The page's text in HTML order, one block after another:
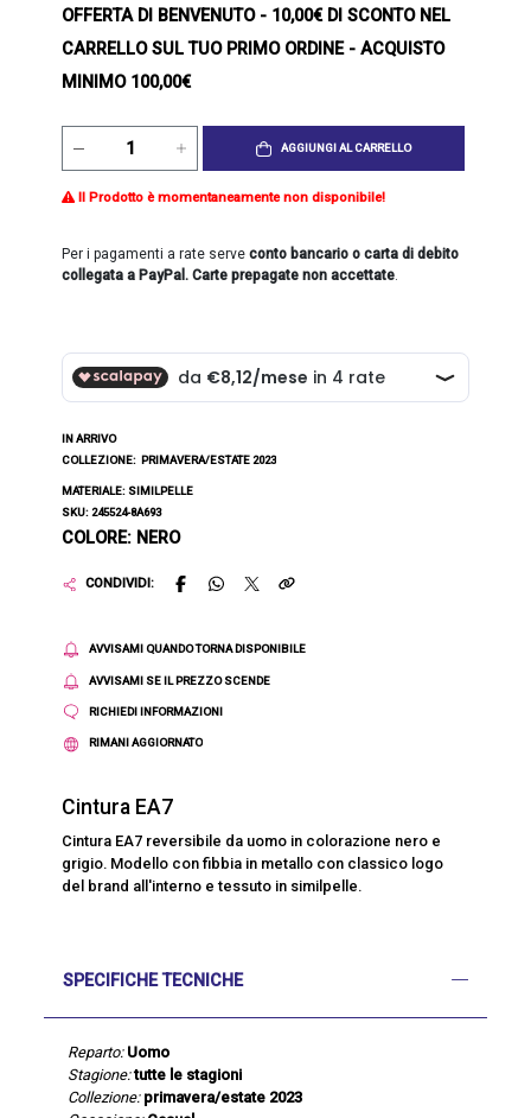
OFFERTA DI BENVENUTO- 10,00€ DI SCONTO NEL
CARRELLO SUL TUO PRIMO ORDINE - ACQUISTO
MINIMO 100,00€
AGGIUNGI AL CARRELLO
Il Prodotto è momentaneamente non disponibile!
Per i pagamenti a rate serveconto bancario o carta di debito
collegata a PayPal. Carte prepagate non accettate.
IN ARRIVO
COLLEZIONE: PRIMAVERA/ESTATE 2023
MATERIALE: SIMILPELLE
SKU: 245524-8A693
COLORE: NERO
CONDIVIDI:
AVVISAMI QUANDO TORNA DISPONIBILE
AVVISAMI SE IL PREZZO SCENDE
RICHIEDI INFORMAZIONI
RIMANI AGGIORNATO
Cintura EA7
Cintura EA7 reversibile da uomo in colorazione nero e
grigio. Modello con fibbia in metallo con classico logo
del brand all'interno e tessuto in similpelle.
SPECIFICHE TECNICHE
Reparto: Uomo
Stagione: tutte le stagioni
Collezione: primavera/estate 2023